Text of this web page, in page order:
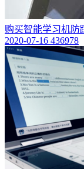
购买智能学习机防
2020-07-16 436978